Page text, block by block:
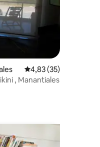
Note moyenne de
4,83 (35)
, Manantiales